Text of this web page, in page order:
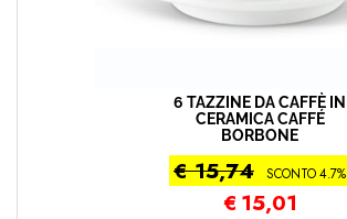
6 TAZZINE DA CAFFÈ IN
CERAMICA CAFFÉ
BORBONE
€ 15,74 SCONTO 4.7%
€ 15,01